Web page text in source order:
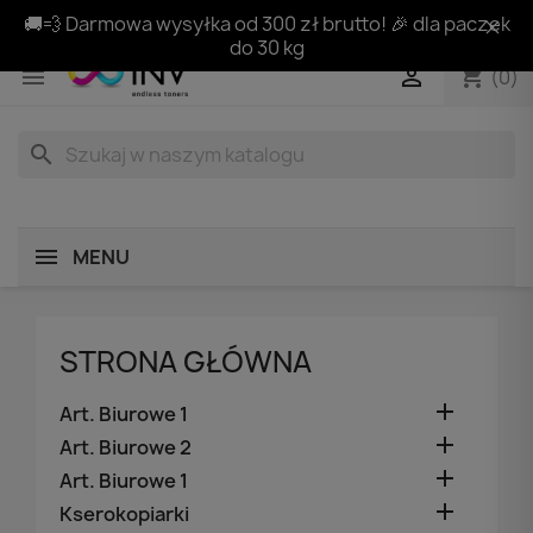
🚚💨 Darmowa wysyłka od 300 zł brutto! 🎉 dla paczek
do 30 kg
 shopping_cart(0)

search
MENU
STRONA GŁÓWNA
Art. Biurowe 1 
Art. Biurowe 2 
Art. Biurowe 1 
Kserokopiarki 